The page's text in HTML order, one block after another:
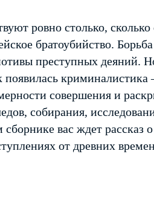
ровно столько,
братоубийство.
преступных деяний.
появилась
совершения и
собирания,
сборнике вас ждет
от древних